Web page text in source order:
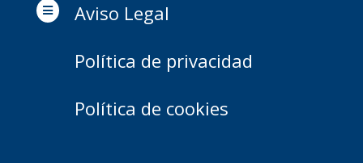

Aviso Legal
Política de privacidad
Política de cookies